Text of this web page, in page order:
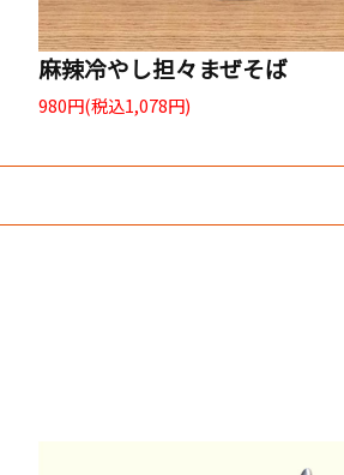
麻辣冷やし担々まぜそば
980円(税込1,078円)